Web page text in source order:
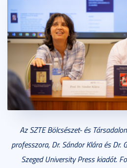
Az SZTE Bölcsészet- és
professzora, Dr. Sándor Klára és Dr.
Szeged University Press kiadót.